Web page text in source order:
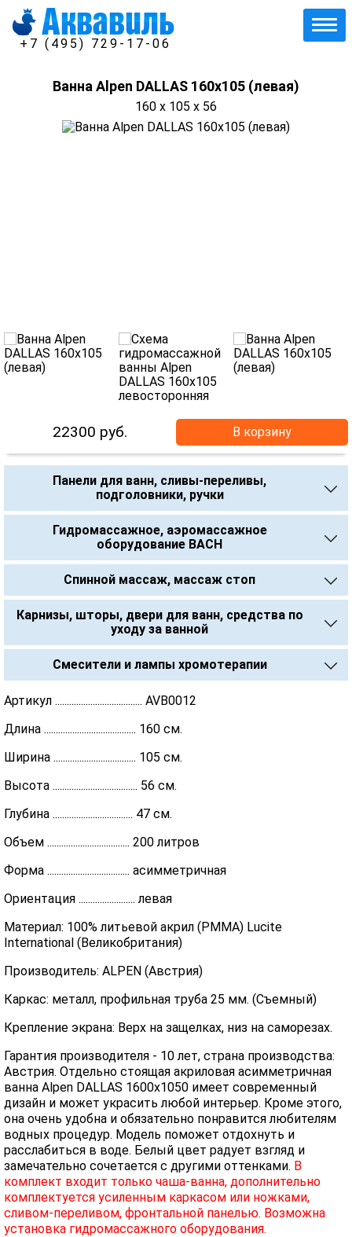
+7 (495) 729-17-06
Ванна Alpen DALLAS 160x105 (левая)
160 x 105 x 56
22300 руб. В корзину
Панели для ванн, сливы-переливы,
подголовники, ручки
Гидромассажное, аэромассажное
оборудование BACH
Спинной массаж, массаж стоп
Карнизы, шторы, двери для ванн, средства по
уходу за ванной
Смесители и лампы хромотерапии
Артикул ..................................... AVB0012
Длина ....................................... 160 см.
Ширина ................................... 105 см.
Высота .................................... 56 см.
Глубина .................................. 47 см.
Объем ................................... 200 литров
Форма ................................... асимметричная
Ориентация ........................ левая
Материал: 100% литьевой акрил (PMMA) Lucite
International (Великобритания)
Производитель: ALPEN (Австрия)
Каркас: металл, профильная труба 25 мм. (Съемный)
Крепление экрана: Верх на защелках, низ на саморезах.
Гарантия производителя - 10 лет, страна производства:
Австрия. Отдельно стоящая акриловая асимметричная
ванна Alpen DALLAS 1600х1050 имеет современный
дизайн и может украсить любой интерьер. Кроме этого,
она очень удобна и обязательно понравится любителям
водных процедур. Модель поможет отдохнуть и
расслабиться в воде. Белый цвет радует взгляд и
замечательно сочетается с другими оттенками. В
комплект входит только чаша-ванна, дополнительно
комплектуется усиленным каркасом или ножками,
сливом-переливом, фронтальной панелью. Возможна
установка гидромассажного оборудования.